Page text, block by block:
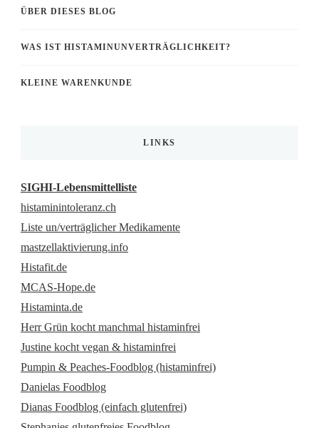
ÜBER DIESES BLOG
WAS IST HISTAMINUNVERTRÄGLICHKEIT?
KLEINE WARENKUNDE
LINKS
SIGHI-Lebensmittelliste
histaminintoleranz.ch
Liste un/verträglicher Medikamente
mastzellaktivierung.info
Histafit.de
MCAS-Hope.de
Histaminta.de
Herr Grün kocht manchmal histaminfrei
Justine kocht vegan & histaminfrei
Pumpin & Peaches-Foodblog (histaminfrei)
Danielas Foodblog
Dianas Foodblog (einfach glutenfrei)